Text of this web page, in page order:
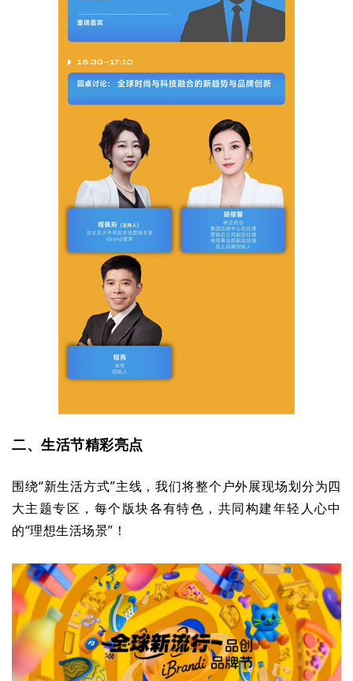
二、生活节精彩亮点
围绕“新生活方式”主线，我们将整个户外展现场划分为四
大主题专区，每个版块各有特色，共同构建年轻人心中
的“理想生活场景”！